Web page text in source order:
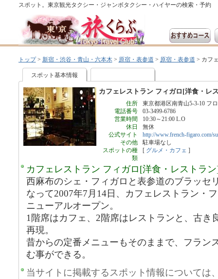
スポット。東京観光タクシー・ジャンボタクシー・ハイヤーの検索・予約
トップ> 新宿・渋谷・青山・六本木> 原宿・表参道 > 原宿・表参道 > カフ
スポット基本情報
カフェレストラン フィガロ[洋食・レ
住所
東京都港区南青山5-3-10 フ
電話番号
03-3499-6786
営業時間
10:30～21:00 L.O
休日
無休
公式サイト
http://www.french-figaro.com/
その他
駐車場なし
スポットの種
類
[ グルメ・カフェ ]
カフェレストラン フィガロ[洋食・レストラ
西麻布のシェ・フィガロと表参道のブラッセ
なって2007年7月14日、カフェレストラン・
ニューアルオープン。
1階席はカフェ、2階席はレストランと、古き
再現。
昔からの定番メニューもそのままで、フラン
む事ができる。
当サイトに掲載するスポット情報については